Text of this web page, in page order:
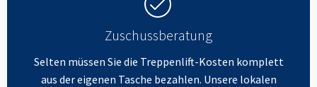
Zuschussberatung
Selten müssen Sie die Treppenlift-Kosten komplett
aus der eigenen Tasche bezahlen. Unsere lokalen